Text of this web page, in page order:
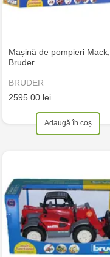
Mașină de pompieri Mack,
Bruder
BRUDER
2595.00 lei
Adaugă în coș